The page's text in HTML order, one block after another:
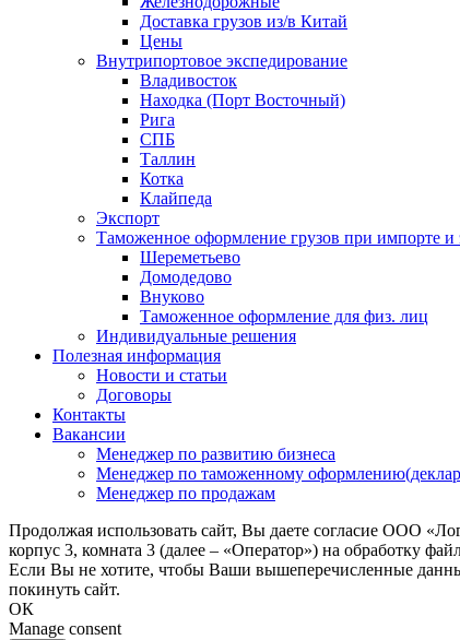
Доставка грузов из/в Китай
Цены
Внутрипортовое экспедирование
Владивосток
Находка (Порт Восточный)
Рига
СПБ
Таллин
Котка
Клайпеда
Экспорт
Таможенное оформление грузов при импорте
Шереметьево
Домодедово
Внуково
Таможенное оформление для физ. лиц
Индивидуальные решения
Полезная информация
Новости и статьи
Договоры
Контакты
Вакансии
Менеджер по развитию бизнеса
Менеджер по таможенному
Менеджер по продажам
Продолжая использовать сайт, Вы даете согласие ООО
корпус 3, комната 3 (далее – «Оператор») на обработку
Если Вы не хотите, чтобы Ваши вышеперечисленные
покинуть сайт.
ОК
Manage consent